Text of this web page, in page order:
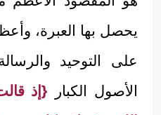
يحصل بها العبرة،
على التوحيد
الأصول الكبار {إذ